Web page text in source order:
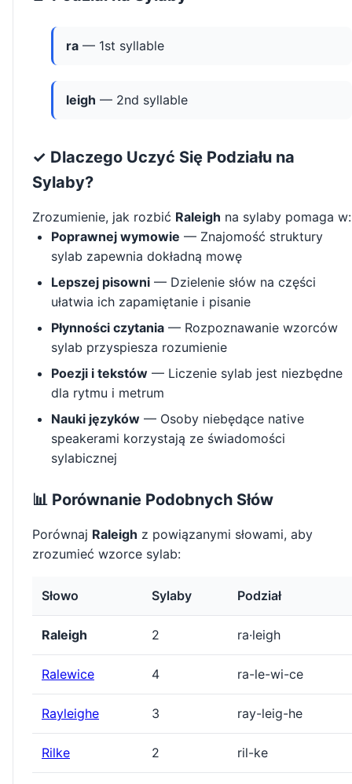
ra — 1st syllable
leigh — 2nd syllable
✓ Dlaczego Uczyć Się Podziału na
Sylaby?
Zrozumienie, jak rozbić Raleigh na sylaby pomaga w:
Poprawnej wymowie — Znajomość struktury
sylab zapewnia dokładną mowę
Lepszej pisowni — Dzielenie słów na części
ułatwia ich zapamiętanie i pisanie
Płynności czytania — Rozpoznawanie wzorców
sylab przyspiesza rozumienie
Poezji i tekstów — Liczenie sylab jest niezbędne
dla rytmu i metrum
Nauki języków — Osoby niebędące native
speakerami korzystają ze świadomości
sylabicznej
📊 Porównanie Podobnych Słów
Porównaj Raleigh z powiązanymi słowami, aby
zrozumieć wzorce sylab:
Słowo Sylaby Podział
Raleigh 2 ra·leigh
Ralewice 4 ra-le-wi-ce
Rayleighe 3 ray-leig-he
Rilke 2 ril-ke